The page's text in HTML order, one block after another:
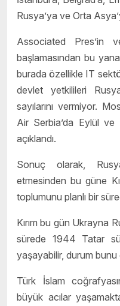
Rusya’ya ve Orta
Associated Pres’in
başlamasından bu
burada özellikle IT
devlet yetkilileri
sayılarını vermiyor.
Air Serbia’da Eylül ve
açıklandı.
Sonuç olarak,
etmesinden bu güne
toplumunu planlı bir
Kırım bu gün Ukrayna
sürede 1944 Tatar
yaşayabilir, durum
Türk İslam
büyük acılar